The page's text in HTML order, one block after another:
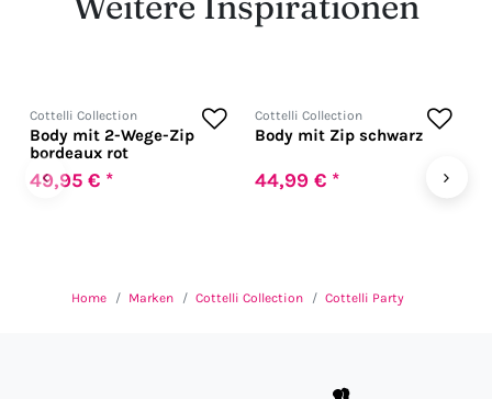
‹
Cottelli Collection
Body mit 2-Wege-Zip
bordeaux rot
49,95 € *
Cottelli Collection
Body mit Zip schwarz
44,99 € * ›
Home Marken Cottelli Collection Cottelli Party